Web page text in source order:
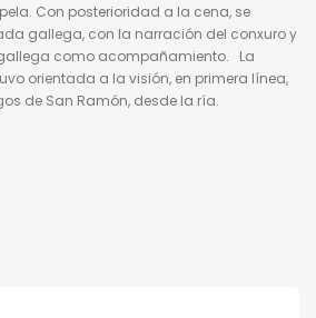
Con posterioridad a la cena, se
gallega, con la narración del conxuro y
como acompañamiento. La
orientada a la visión, en primera línea,
de San Ramón, desde la ría.